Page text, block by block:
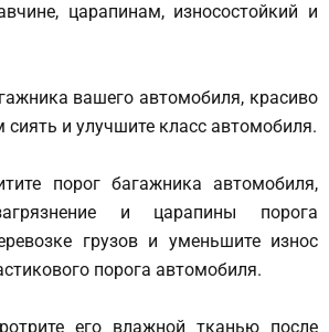
царапинам, износостойкий и
вашего автомобиля, красиво
сиять и улучшите класс автомобиля.
порог багажника автомобиля,
и царапины порога
грузов и уменьшите износ
порога автомобиля.
его влажной тканью после